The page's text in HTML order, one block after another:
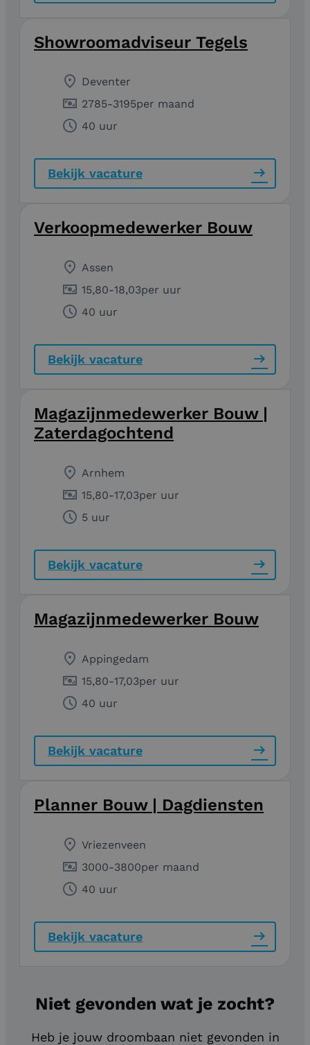
Showroomadviseur Tegels
Deventer
2785-3195per maand
40 uur
Bekijk vacature
Verkoopmedewerker Bouw
Assen
15,80-18,03per uur
40 uur
Bekijk vacature
Magazijnmedewerker Bouw |
Zaterdagochtend
Arnhem
15,80-17,03per uur
5 uur
Bekijk vacature
Magazijnmedewerker Bouw
Appingedam
15,80-17,03per uur
40 uur
Bekijk vacature
Planner Bouw | Dagdiensten
Vriezenveen
3000-3800per maand
40 uur
Bekijk vacature
Niet gevonden wat je zocht?
Heb je jouw droombaan niet gevonden in